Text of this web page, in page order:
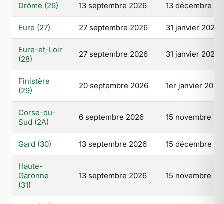
Drôme (26) 13 septembre 2026 13 décembre
Eure (27) 27 septembre 2026 31 janvier 2027
Eure-et-Loir
(28)
27 septembre 2026 31 janvier 2027
Finistère
(29)
20 septembre 2026 1er janvier 2027
Corse-du-
Sud (2A)
6 septembre 2026 15 novembre
Gard (30) 13 septembre 2026 15 décembre
Haute-
Garonne
(31)
13 septembre 2026 15 novembre